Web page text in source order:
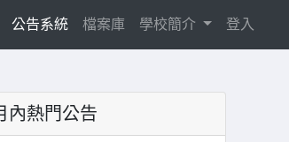
(current)
公告系統 檔案庫 學校簡介 登入
內熱門公告